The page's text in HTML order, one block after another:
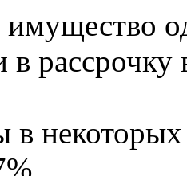
в рассрочку
в